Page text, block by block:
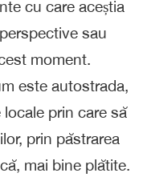
cu care aceștia
sau
moment.
este autostrada,
prin care să
prin păstrarea
mai bine plătite.